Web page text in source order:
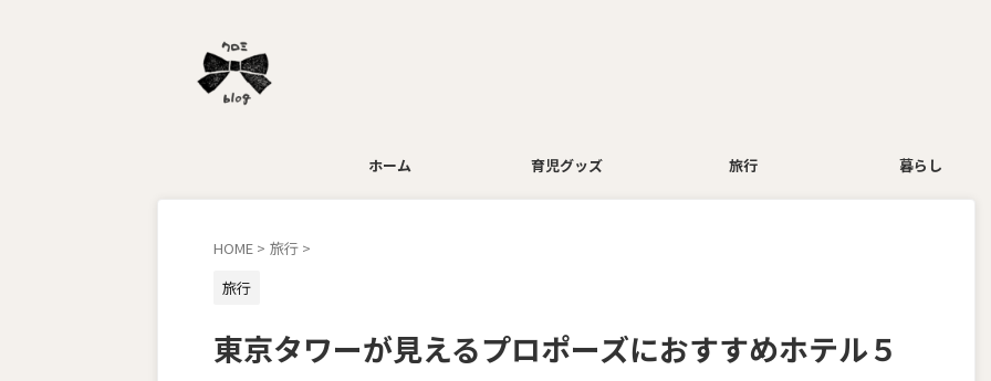
ホーム 育児グッズ 旅行 暮らし
HOME > 旅行 >
旅行
東京タワーが見えるプロポーズにおすすめホテル５